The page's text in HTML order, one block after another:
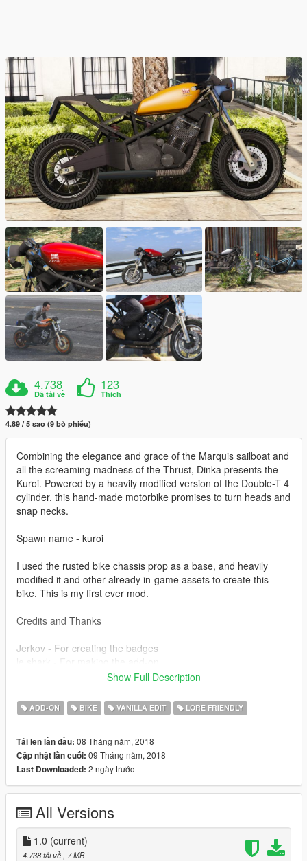
4.738
Đã tải về
123
Thích
4.89 / 5 sao (9 bỏ phiếu)
Combining the elegance and grace of the Marquis sailboat and
all the screaming madness of the Thrust, Dinka presents the
Kuroi. Powered by a heavily modified version of the Double-T 4
cylinder, this hand-made motorbike promises to turn heads and
snap necks.
Spawn name - kuroi
I used the rusted bike chassis prop as a base, and heavily
modified it and other already in-game assets to create this
bike. This is my first ever mod.
Credits and Thanks
Jerkov - For creating the badges
RIOTOUS1 - For helping me understand and design the
Eddlm - Photography
Vanillaworks Discord - For their continued help, support and
you guys.
Show Full Description
ADD-ON BIKE VANILLA EDIT LORE FRIENDLY
Tải lên lần đầu: 08 Tháng năm, 2018
Cập nhật lần cuối: 09 Tháng năm, 2018
Last Downloaded: 2 ngày trước
All Versions
1.0 (current)
4.738 tải về , 7 MB